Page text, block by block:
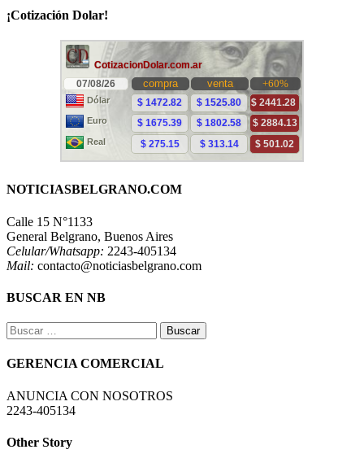
¡Cotización Dolar!
NOTICIASBELGRANO.COM
Calle 15 N°1133
General Belgrano, Buenos Aires
Celular/Whatsapp: 2243-405134
Mail: contacto@noticiasbelgrano.com
BUSCAR EN NB
Buscar:
GERENCIA COMERCIAL
ANUNCIA CON NOSOTROS
2243-405134
Other Story